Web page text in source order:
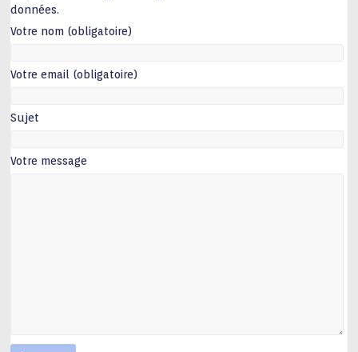
données.
Votre nom (obligatoire)
Votre email (obligatoire)
Sujet
Votre message